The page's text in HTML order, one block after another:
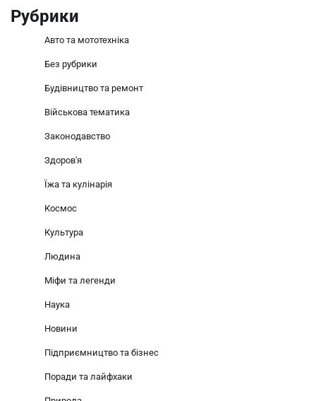
Рубрики
Авто та мототехніка
Без рубрики
Будівництво та ремонт
Військова тематика
Законодавство
Здоров'я
Їжа та кулінарія
Космос
Культура
Людина
Міфи та легенди
Наука
Новини
Підприємництво та бізнес
Поради та лайфхаки